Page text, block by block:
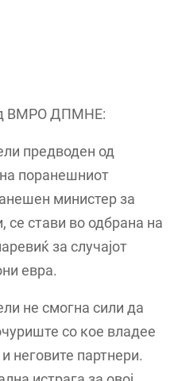
ВМРО ДПМНЕ:
предводен од
поранешниот
министер за
стави во одбрана на
за случајот
евра.
не смогна сили да
со кое владее
неговите партнери.